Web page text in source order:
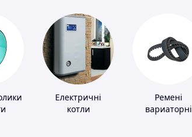
Електричні
котли
Ремені
вариаторні